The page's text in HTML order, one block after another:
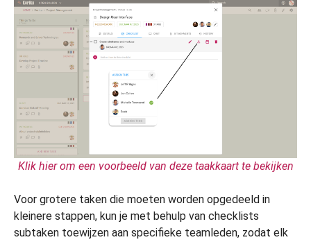
Klik hier om een voorbeeld van deze taakkaart te bekijken
Voor grotere taken die moeten worden opgedeeld in
kleinere stappen, kun je met behulp van checklists
subtaken toewijzen aan specifieke teamleden, zodat elk